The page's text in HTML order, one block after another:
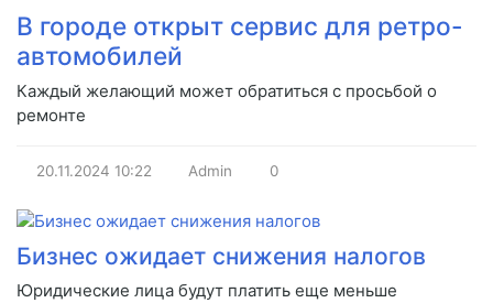
В городе открыт сервис для ретро-
автомобилей
Каждый желающий может обратиться с просьбой о
ремонте
20.11.2024 10:22 Admin 0
Бизнес ожидает снижения налогов
Юридические лица будут платить еще меньше